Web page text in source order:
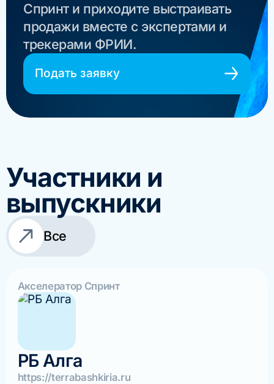
Спринт и приходите выстраивать
продажи вместе с экспертами и
трекерами ФРИИ.
Подать заявку
Участники и
выпускники
Все
Акселератор Спринт
РБ Алга
https://terrabashkiria.ru